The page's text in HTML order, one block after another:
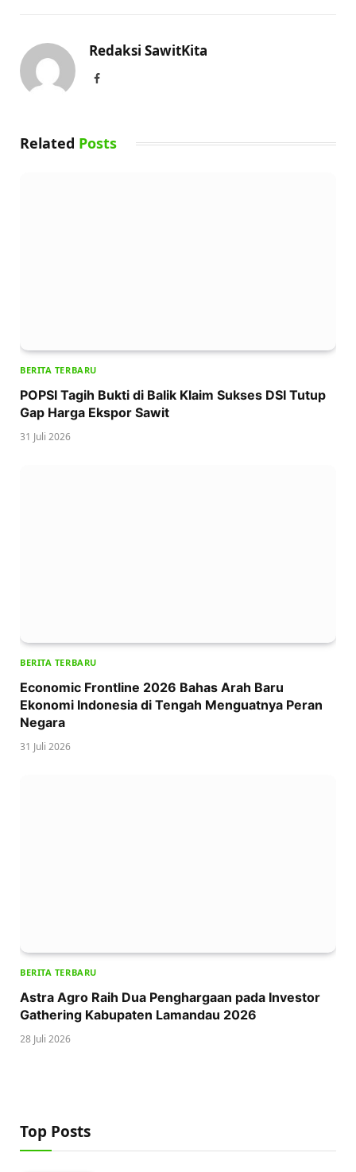
Redaksi SawitKita
Facebook
Related Posts
BERITA TERBARU
POPSI Tagih Bukti di Balik Klaim Sukses DSI Tutup
Gap Harga Ekspor Sawit
31 Juli 2026
BERITA TERBARU
Economic Frontline 2026 Bahas Arah Baru
Ekonomi Indonesia di Tengah Menguatnya Peran
Negara
31 Juli 2026
BERITA TERBARU
Astra Agro Raih Dua Penghargaan pada Investor
Gathering Kabupaten Lamandau 2026
28 Juli 2026
Top Posts